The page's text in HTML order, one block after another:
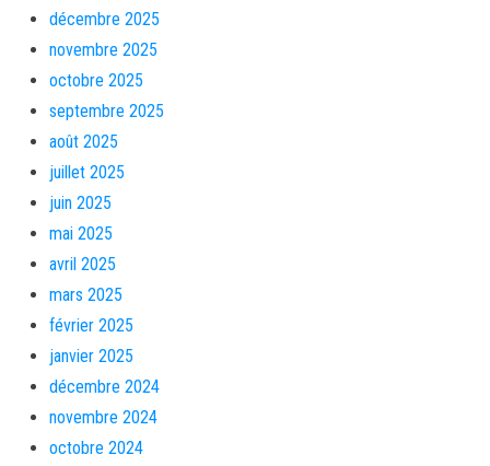
décembre 2025
novembre 2025
octobre 2025
septembre 2025
août 2025
juillet 2025
juin 2025
mai 2025
avril 2025
mars 2025
février 2025
janvier 2025
décembre 2024
novembre 2024
octobre 2024